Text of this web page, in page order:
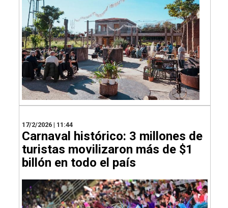
17/2/2026 | 11:44
Carnaval histórico: 3 millones de
turistas movilizaron más de $1
billón en todo el país